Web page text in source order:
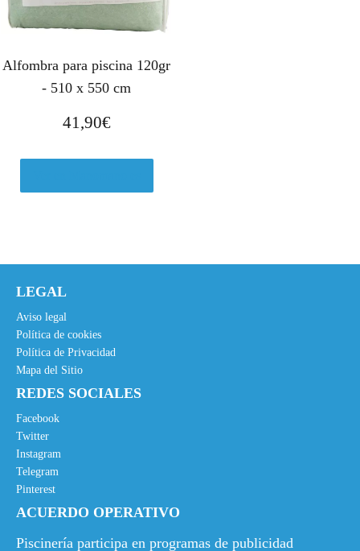
Alfombra para piscina 120gr
- 510 x 550 cm
41,90€
LEGAL
Aviso legal
Política de cookies
Política de Privacidad
Mapa del Sitio
REDES SOCIALES
Facebook
Twitter
Instagram
Telegram
Pinterest
ACUERDO OPERATIVO
Piscinería participa en programas de publicidad